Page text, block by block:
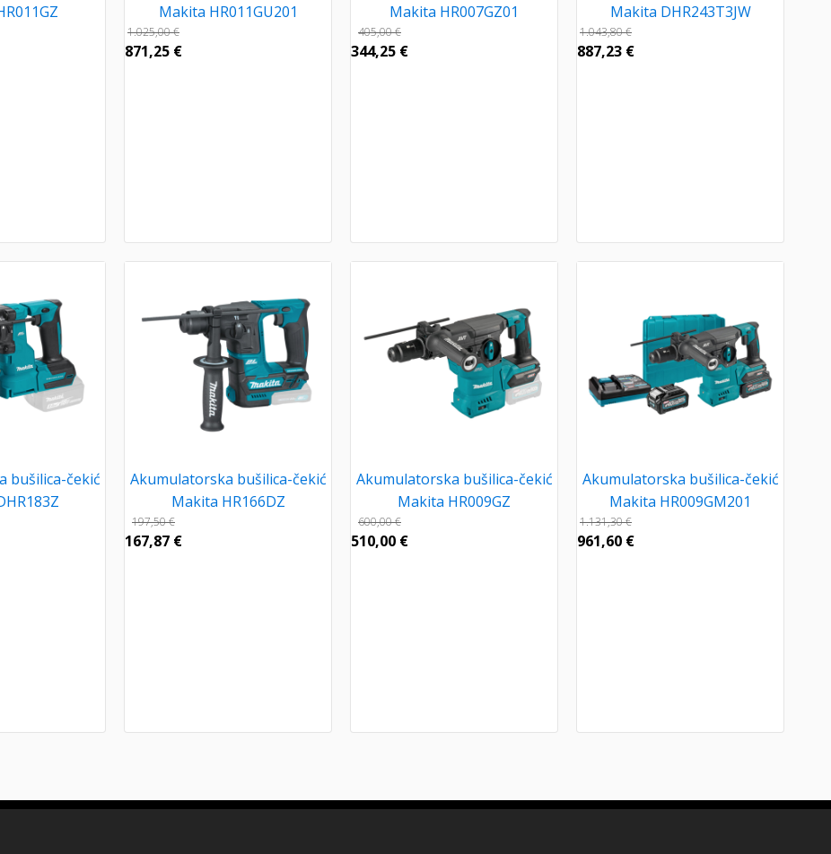
Makita HR011GU201
1.025,00€
871,25 €
Makita HR007GZ01
405,00€
344,25 €
Makita DHR243T3JW
1.043,80€
887,23 €
bušilica-čekić
Akumulatorska bušilica-čekić
Makita HR166DZ
197,50€
167,87 €
Akumulatorska bušilica-čekić
Makita HR009GZ
600,00€
510,00 €
Akumulatorska bušilica-čekić
Makita HR009GM201
1.131,30€
961,60 €